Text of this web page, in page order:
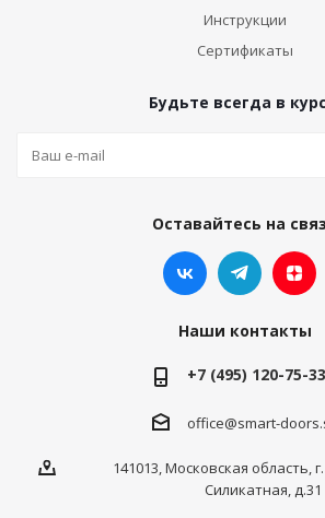
Инструкции
Сертификаты
Будьте всегда в
Оставайтесь на
Наши контакты
+7 (495) 120-75-33
office@smart-
141013, Московская область,
Силикатная, д.31